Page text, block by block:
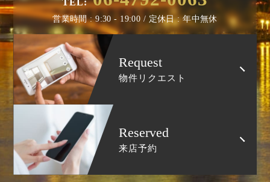
TEL:
営業時間 : 9:30 - 19:00 / 定休日 : 年中無休
Request
物件リクエスト
Reserved
来店予約